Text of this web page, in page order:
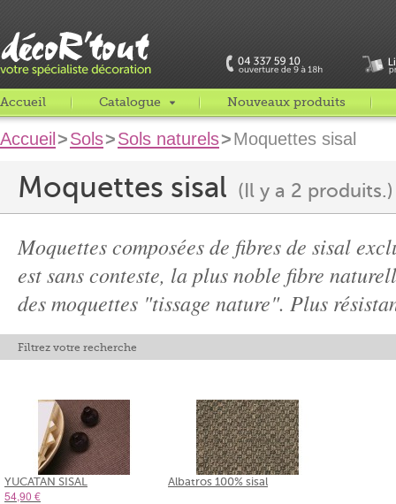
Accueil Catalogue Nouveaux produits
Accueil >Sols>Sols naturels>Moquettes sisal
Moquettes sisal (Il y a 2 produits.)
Moquettes composées de fibres de sisal
est sans conteste, la plus noble fibre
des moquettes "tissage nature". Plus
Filtrez votre recherche
YUCATAN SISAL
54,90 €
Albatros 100% sisal